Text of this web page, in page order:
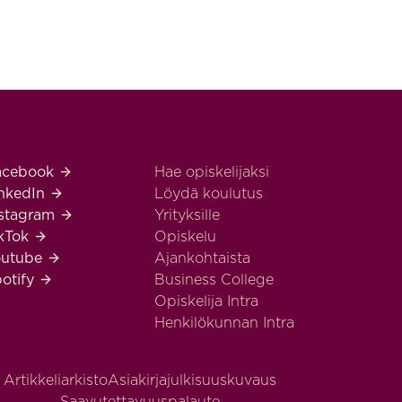
College Helsinki Facebook
College Helsinki LinkedIn
College Helsinki Instagram
College Helsinki TikTok
College Helsinki Youtube
College Helsinki Spotify
Hae opiskelijaksi
Löydä koulutus
Yrityksille
Opiskelu
Ajankohtaista
Business College
Opiskelija Intra
Henkilökunnan Intra
ArtikkeliarkistoAsiakirjajulkisuuskuvaus